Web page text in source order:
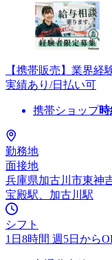
【携帯販売】業界経
実績あり/日払い可
携帯ショップ時
勤務地
面接地
兵庫県加古川市東神
宝殿駅、加古川駅
シフト
1日8時間 週5日から